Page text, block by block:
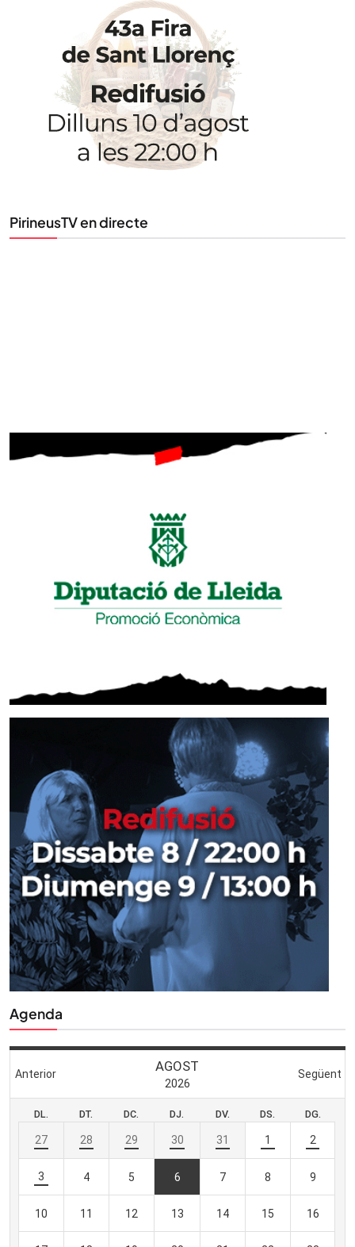
PirineusTV en directe
Agenda
STAY UPDATED
Uneix-te al nostre butlletí
Tota l’actualitat, seleccionada i enviada directament
al teu correu. Subscriu-te al nostre butlletí i segueix